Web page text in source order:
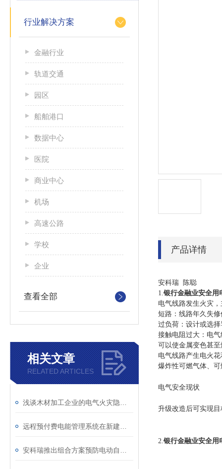
行业解决方案
金融行业
轨道交通
园区
船舶港口
数据中心
医院
商业中心
机场
高速公路
学校
企业
查看全部
相关文章
RELATED ARTICLES
产品详情
安科瑞 陈聪
1.银行金融业安全用
电气线路发生火灾
短路：线路年久失
过负荷：设计或选
接触电阻过大：电
可以使金属变色甚
电气线路产生电火
爆炸性可燃气体、
电气安全现状
升级改造后可实现目
2.银行金融业安全用